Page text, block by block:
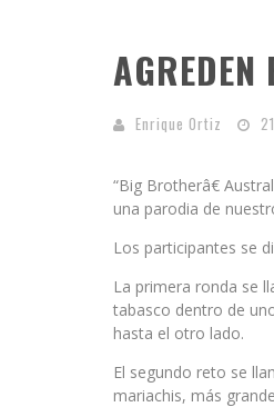
Enrique Ortiz
“Big Brotherâ€
una parodia de
Los participantes se
La primera ronda se
tabasco dentro de
hasta el otro lado.
El segundo reto se
mariachis, más